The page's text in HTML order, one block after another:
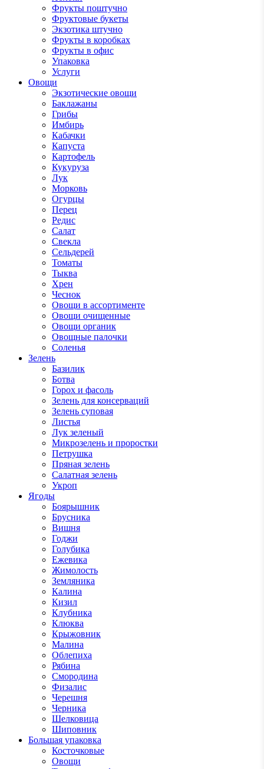
Фрукты поштучно
Фруктовые букеты
Экзотика штучно
Фрукты в коробках
Фрукты в офис
Упаковка
Услуги
Овощи
Экзотические овощи
Баклажаны
Грибы
Имбирь
Кабачки
Капуста
Картофель
Кукуруза
Лук
Морковь
Огурцы
Перец
Редис
Салат
Свекла
Сельдерей
Томаты
Тыква
Хрен
Чеснок
Овощи в ассортименте
Овощи очищенные
Овощи органик
Овощные палочки
Соленья
Зелень
Базилик
Ботва
Горох и фасоль
Зелень для консерваций
Зелень суповая
Листья
Лук зеленый
Микрозелень и проростки
Петрушка
Пряная зелень
Салатная зелень
Укроп
Ягоды
Боярышник
Брусника
Вишня
Годжи
Голубика
Ежевика
Жимолость
Земляника
Калина
Кизил
Клубника
Клюква
Крыжовник
Малина
Облепиха
Рябина
Смородина
Физалис
Черешня
Черника
Шелковица
Шиповник
Большая упаковка
Косточковые
Овощи